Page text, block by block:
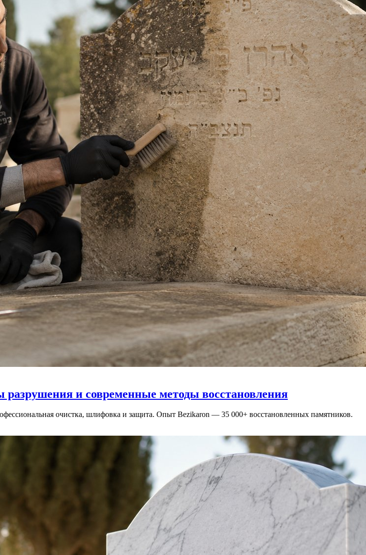
и современные методы восстановления
очистка, шлифовка и защита. Опыт Bezikaron — 35 000+ восстановленных памятников.